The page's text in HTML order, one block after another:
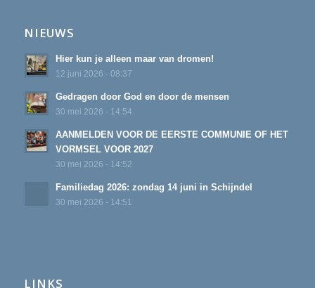
NIEUWS
Hier kun je alleen maar van dromen!
12 juni 2026 - 08:37
Gedragen door God en door de mensen
30 mei 2026 - 14:54
AANMELDEN VOOR DE EERSTE COMMUNIE OF HET
VORMSEL VOOR 2027
30 mei 2026 - 14:52
Familiedag 2026: zondag 14 juni in Schijndel
30 mei 2026 - 14:51
LINKS